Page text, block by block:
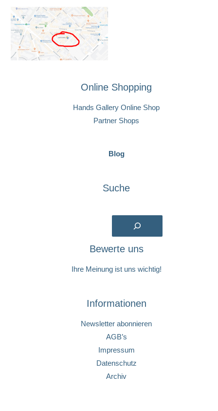
Online Shopping
Hands Gallery Online Shop
Partner Shops
Blog
Suche
Bewerte uns
Ihre Meinung ist uns wichtig!
Informationen
Newsletter abonnieren
AGB’s
Impressum
Datenschutz
Archiv